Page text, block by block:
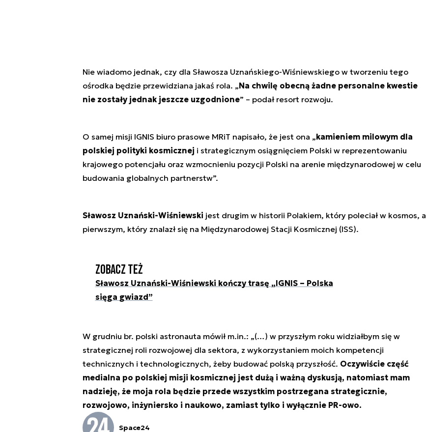
Nie wiadomo jednak, czy dla Sławosza Uznańskiego-Wiśniewskiego w tworzeniu tego
ośrodka będzie przewidziana jakaś rola. „Na chwilę obecną żadne personalne kwestie
nie zostały jednak jeszcze uzgodnione” – podał resort rozwoju.
O samej misji IGNIS biuro prasowe MRiT napisało, że jest ona „kamieniem milowym dla
polskiej polityki kosmicznej i strategicznym osiągnięciem Polski w reprezentowaniu
krajowego potencjału oraz wzmocnieniu pozycji Polski na arenie międzynarodowej w celu
budowania globalnych partnerstw”.
Sławosz Uznański-Wiśniewski jest drugim w historii Polakiem, który poleciał w kosmos, a
pierwszym, który znalazł się na Międzynarodowej Stacji Kosmicznej (ISS).
Zobacz też
Sławosz Uznański-Wiśniewski kończy trasę „IGNIS – Polska
sięga gwiazd”
W grudniu br. polski astronauta mówił m.in.: „(…) w przyszłym roku widziałbym się w
strategicznej roli rozwojowej dla sektora, z wykorzystaniem moich kompetencji
technicznych i technologicznych, żeby budować polską przyszłość. Oczywiście część
medialna po polskiej misji kosmicznej jest dużą i ważną dyskusją, natomiast mam
nadzieję, że moja rola będzie przede wszystkim postrzegana strategicznie,
rozwojowo, inżyniersko i naukowo, zamiast tylko i wyłącznie PR-owo.
Space24